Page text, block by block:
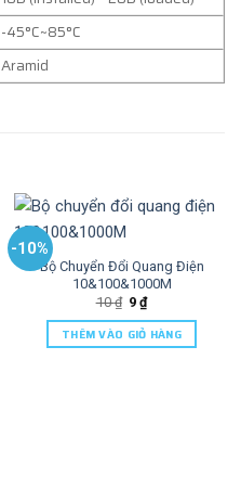
-45°C~85°C
Aramid
-10%
Bộ Chuyển Đổi Quang Điện
10&100&1000M
10₫ 9₫
THÊM VÀO GIỎ HÀNG